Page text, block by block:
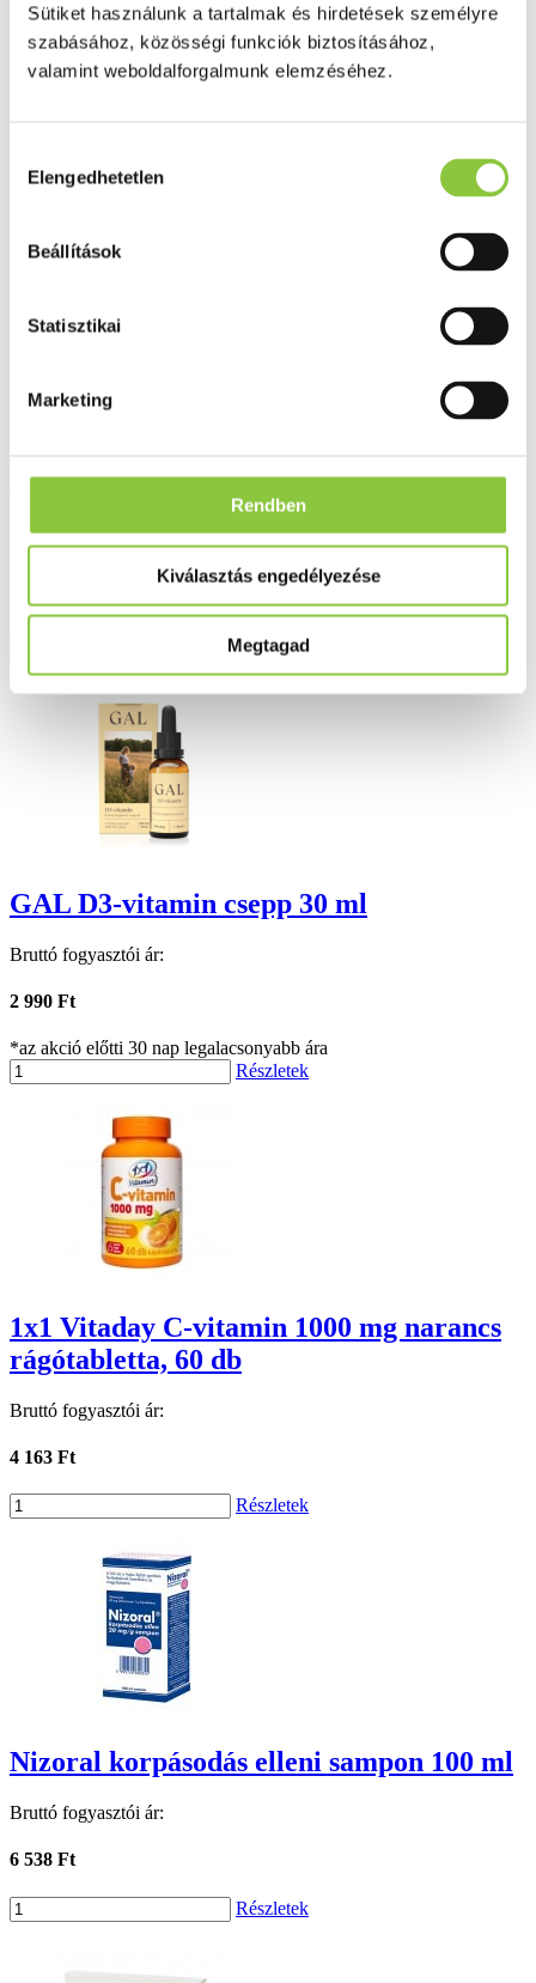
Sütiket használunk a tartalmak és hirdetések személyre
szabásához, közösségi funkciók biztosításához,
valamint weboldalforgalmunk elemzéséhez.
kiválasztása
Elengedhetetlen
Beállítások
Statisztikai
Marketing
Rendben
Kiválasztás engedélyezése
Megtagad
Valós gyógyszertári háttér
Folyamatos akciók
cseppek 20 ml
Bruttó fogyasztói ár:
*az akció előtti 30 nap legalacsonyabb ára
Részletek
GAL D3-vitamin csepp 30 ml
Bruttó fogyasztói ár:
2 990 Ft
*az akció előtti 30 nap legalacsonyabb ára
Részletek
1x1 Vitaday C-vitamin 1000 mg narancs
rágótabletta, 60 db
Bruttó fogyasztói ár:
4 163 Ft
Részletek
Nizoral korpásodás elleni sampon 100 ml
Bruttó fogyasztói ár:
6 538 Ft
Részletek